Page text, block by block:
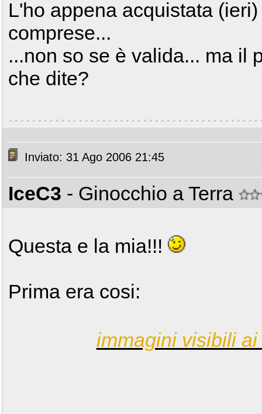
L'ho appena acquistata
comprese...
...non so se è valida... ma il
che dite?
Inviato: 31 Ago 2006 21:45
IceC3 - Ginocchio a Terra
Questa e la mia!!!
Prima era cosi:
immagini visibili